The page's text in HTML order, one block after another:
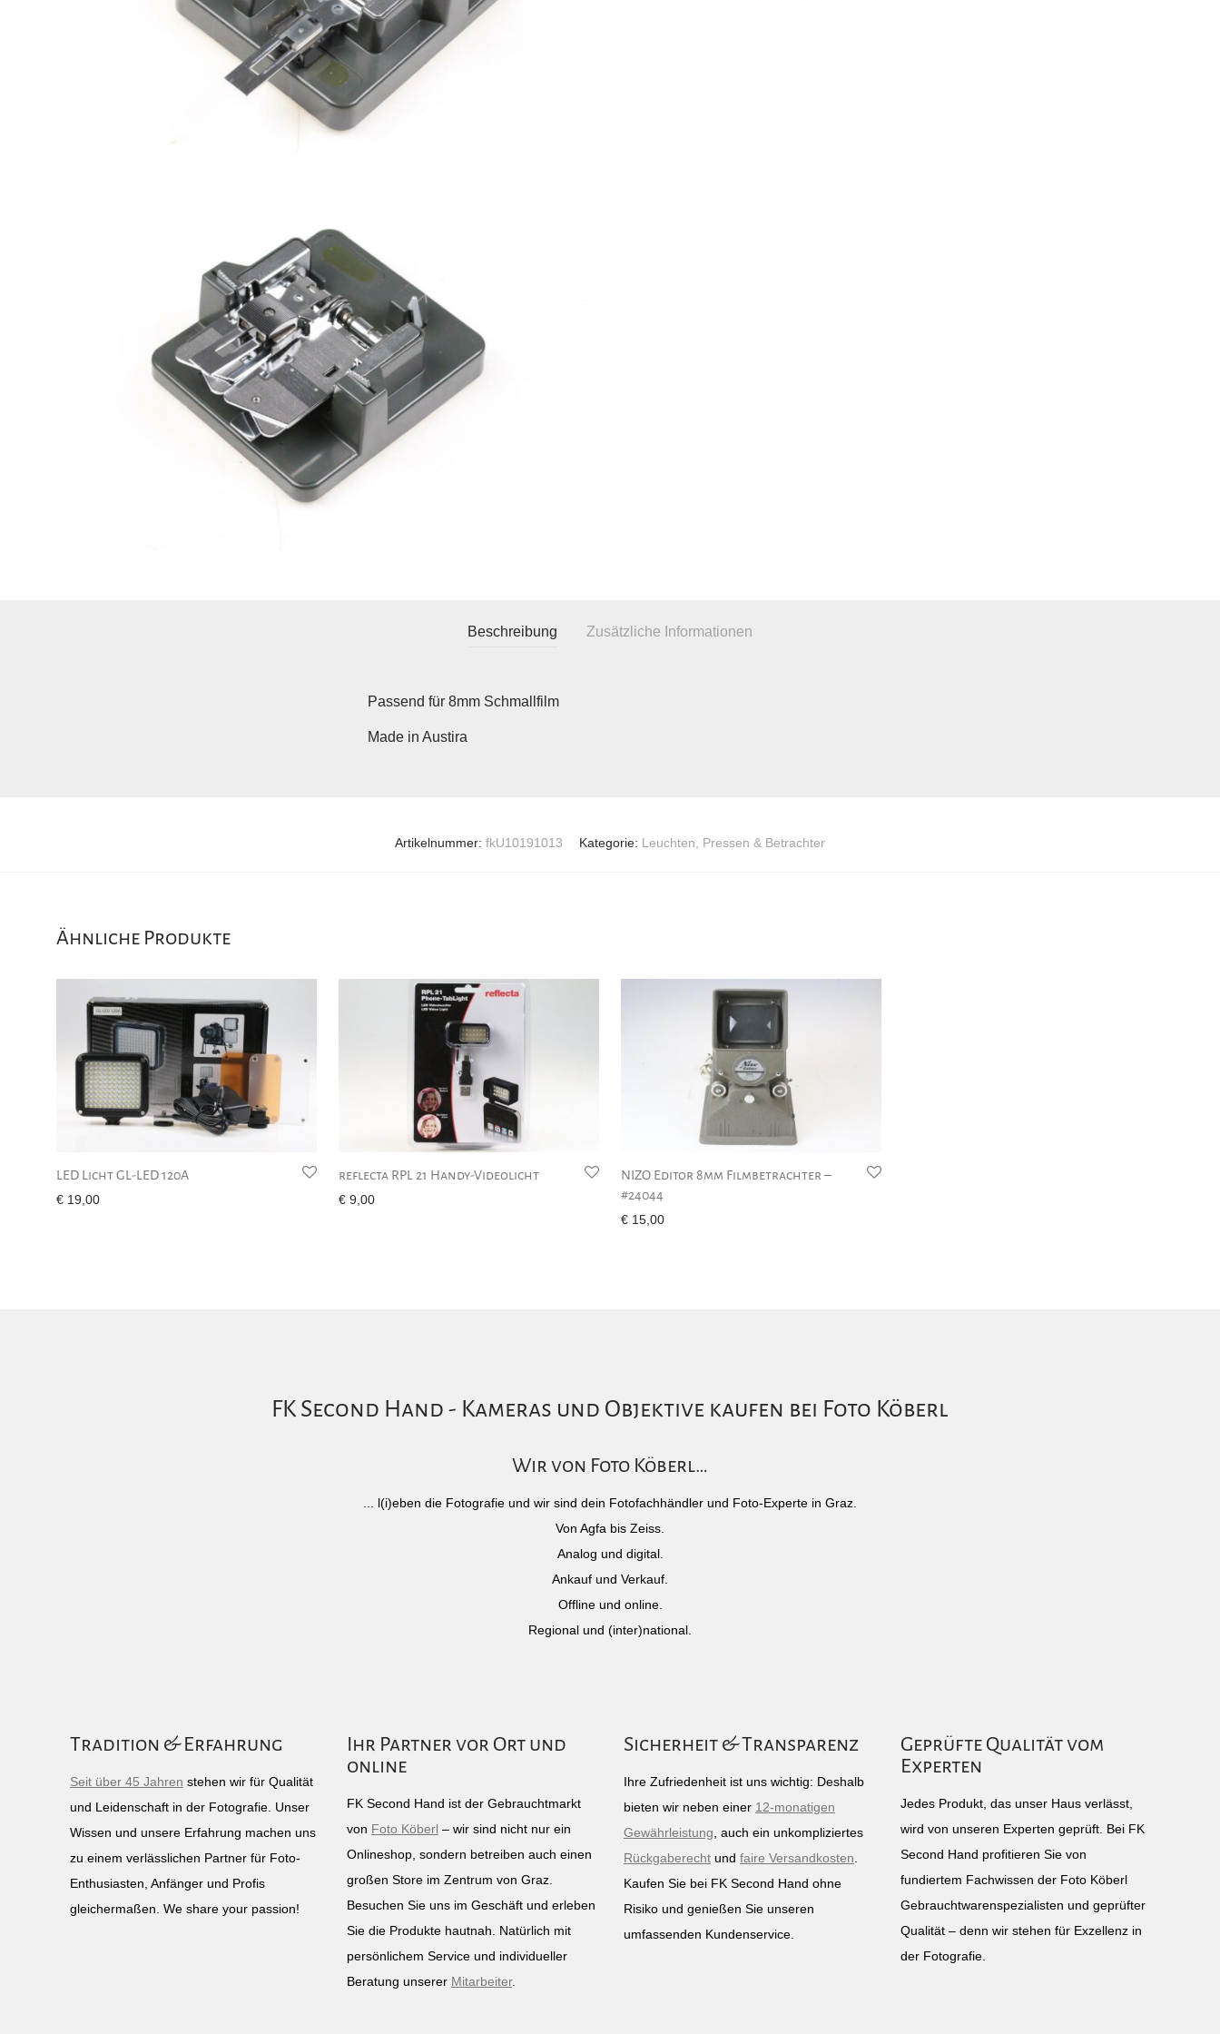
Beschreibung Zusätzliche Informationen
Passend für 8mm Schmallfilm
Made in Austira
Artikelnummer: fkU10191013 Kategorie: Leuchten, Pressen & Betrachter
Ähnliche Produkte
LED Licht GL-LED 120A
€ 19,00
reflecta RPL 21 Handy-Videolicht
€ 9,00
NIZO Editor 8mm Filmbetrachter –
#24044
€ 15,00
FK Second Hand - Kameras und Objektive kaufen bei Foto Köberl
Wir von Foto Köberl…
... l(i)eben die Fotografie und wir sind dein Fotofachhändler und Foto-Experte in Graz.
Von Agfa bis Zeiss.
Analog und digital.
Ankauf und Verkauf.
Offline und online.
Regional und (inter)national.
Tradition & Erfahrung
Seit über 45 Jahren stehen wir für Qualität
und Leidenschaft in der Fotografie. Unser
Wissen und unsere Erfahrung machen uns
zu einem verlässlichen Partner für Foto-
Enthusiasten, Anfänger und Profis
gleichermaßen. We share your passion!
Ihr Partner vor Ort und
online
FK Second Hand ist der Gebrauchtmarkt
von Foto Köberl – wir sind nicht nur ein
Onlineshop, sondern betreiben auch einen
großen Store im Zentrum von Graz.
Besuchen Sie uns im Geschäft und erleben
Sie die Produkte hautnah. Natürlich mit
persönlichem Service und individueller
Beratung unserer Mitarbeiter.
Sicherheit & Transparenz
Ihre Zufriedenheit ist uns wichtig: Deshalb
bieten wir neben einer 12-monatigen
Gewährleistung , auch ein unkompliziertes
Rückgaberecht und faire Versandkosten
Kaufen Sie bei FK Second Hand ohne
Risiko und genießen Sie unseren
umfassenden Kundenservice.
Geprüfte Qualität vom
Experten
Jedes Produkt, das unser Haus verlässt,
wird von unseren Experten geprüft. Bei FK
Second Hand profitieren Sie von
fundiertem Fachwissen der Foto Köberl
Gebrauchtwarenspezialisten und geprüfter
Qualität – denn wir stehen für Exzellenz in
der Fotografie.